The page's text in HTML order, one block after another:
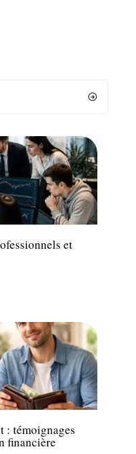
et
: témoignages
financière